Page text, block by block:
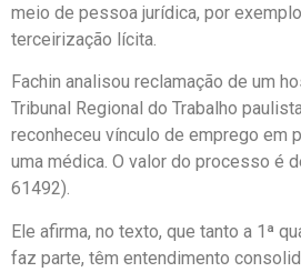
meio de pessoa jurídica, por
terceirização lícita.
Fachin analisou reclamação de um
Tribunal Regional do Trabalho
reconheceu vínculo de emprego em
uma médica. O valor do processo é
61492).
Ele afirma, no texto, que tanto a 1ª
faz parte, têm entendimento